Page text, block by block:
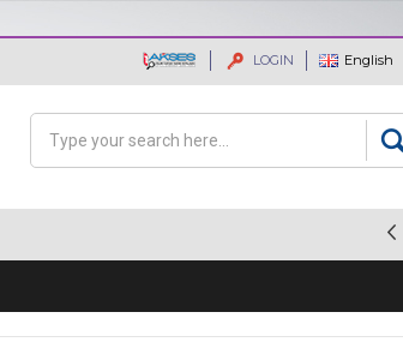
LOGIN English
Search form
Search
Tajaan dan